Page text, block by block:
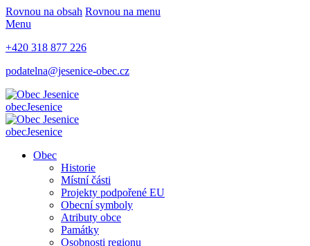
Rovnou na obsah Rovnou na menu
Menu
+420 318 877 226
podatelna@jesenice-obec.cz
obecJesenice
obecJesenice
Obec
Historie
Místní části
Projekty podpořené EU
Obecní symboly
Atributy obce
Památky
Osobnosti regionu